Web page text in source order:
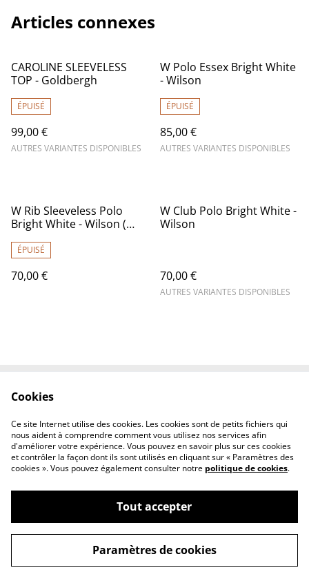
Articles connexes
CAROLINE SLEEVELESS
TOP - Goldbergh
ÉPUISÉ
99,00 €
AUTRES VARIANTES DISPONIBLES
W Polo Essex Bright White
- Wilson
ÉPUISÉ
85,00 €
AUTRES VARIANTES DISPONIBLES
W Rib Sleeveless Polo
Bright White - Wilson (
ÉPUISÉ
70,00 €
W Club Polo Bright White -
Wilson
70,00 €
AUTRES VARIANTES DISPONIBLES
Politique de
confidentialité
Politique de cookies
©2026AB38
powered by
Cookies
Ce site Internet utilise des cookies. Les cookies sont de petits fichiers qui
nous aident à comprendre comment vous utilisez nos services afin
d'améliorer votre expérience. Vous pouvez en savoir plus sur ces cookies
et contrôler la façon dont ils sont utilisés en cliquant sur « Paramètres des
cookies ». Vous pouvez également consulter notre politique de cookies.
Tout accepter
Paramètres de cookies